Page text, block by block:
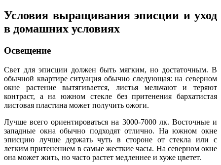
Условия выращивания эписции и уход
в домашних условиях
Освещение
Свет для эписции должен быть мягким, но достаточным. В
обычной квартире ситуация обычно следующая: на северном
окне растение вытягивается, листья мельчают и теряют
контраст, а на южном стекле без притенения бархатистая
листовая пластина может получить ожоги.
Лучше всего ориентироваться на 3000-7000 лк. Восточные и
западные окна обычно подходят отлично. На южном окне
эписцию лучше держать чуть в стороне от стекла или с
легким притенением в самые жесткие часы. На северном окне
она может жить, но часто растет медленнее и хуже цветет.